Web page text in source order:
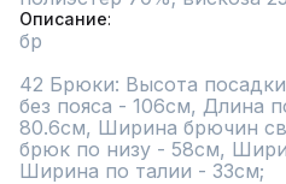
Описание
бр
42 Брюки: Высота
без пояса - 106см, Длина
80.6см, Ширина брючин
брюк по низу - 58см,
Ширина по талии - 33см;